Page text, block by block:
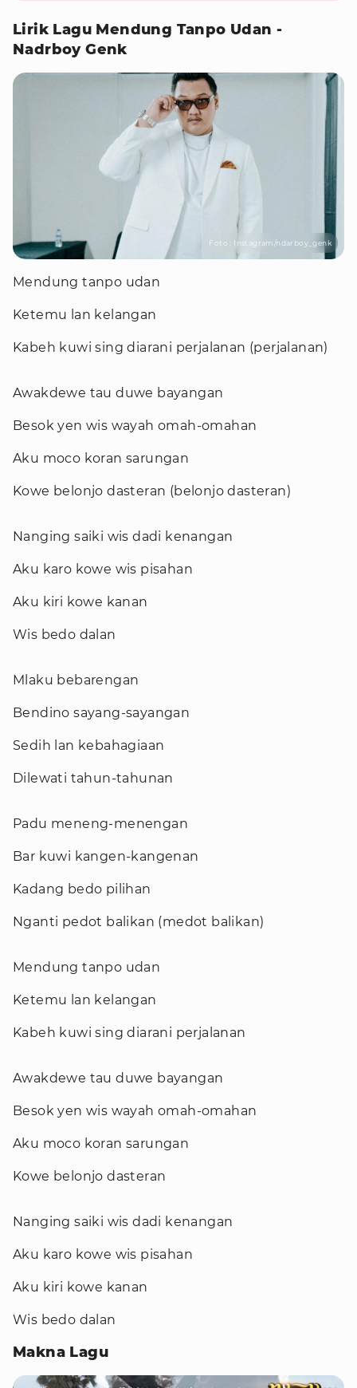
Lirik Lagu Mendung Tanpo Udan -
Nadrboy Genk
Foto : Instagram/ndarboy_genk
Mendung tanpo udan
Ketemu lan kelangan
Kabeh kuwi sing diarani perjalanan (perjalanan)
Awakdewe tau duwe bayangan
Besok yen wis wayah omah-omahan
Aku moco koran sarungan
Kowe belonjo dasteran (belonjo dasteran)
Nanging saiki wis dadi kenangan
Aku karo kowe wis pisahan
Aku kiri kowe kanan
Wis bedo dalan
Mlaku bebarengan
Bendino sayang-sayangan
Sedih lan kebahagiaan
Dilewati tahun-tahunan
Padu meneng-menengan
Bar kuwi kangen-kangenan
Kadang bedo pilihan
Nganti pedot balikan (medot balikan)
Mendung tanpo udan
Ketemu lan kelangan
Kabeh kuwi sing diarani perjalanan
Awakdewe tau duwe bayangan
Besok yen wis wayah omah-omahan
Aku moco koran sarungan
Kowe belonjo dasteran
Nanging saiki wis dadi kenangan
Aku karo kowe wis pisahan
Aku kiri kowe kanan
Wis bedo dalan
Makna Lagu